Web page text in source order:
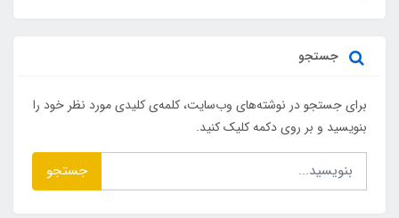
جستجو
برای جستجو در نوشته‌های وب‌سایت، کلمه‌ی کلیدی مورد نظر خود را
بنویسید و بر روی دکمه کلیک کنید.
جستجو